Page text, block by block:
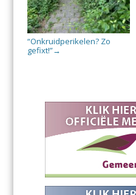
“Onkruidperikelen? Zo
gefixt!”→